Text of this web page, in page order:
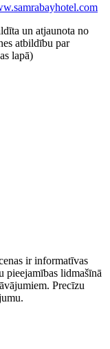
un atjaunota no
atbildību par
lapā)
ir ​informatīvas
pieejamības lidmašīnā
Precīzu